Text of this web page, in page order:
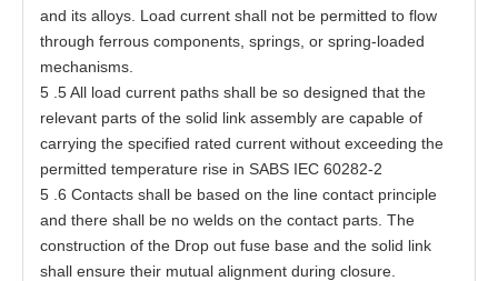
and its alloys . Load current shall not be permitted to flow
through ferrous components springs , or spring-loaded
mechanisms
5 .5 All load current paths shall be so designed that the
relevant parts of the solid link assembly are capable of
carrying the specified rated current without exceeding the
permitted temperature rise in SABS IEC 60282-2
5 .6 Contacts shall be based on the line contact principle
and there shall be no welds on the contact parts The
construction of the Drop out fuse base and the solid link
shall ensure their mutual alignment during closure